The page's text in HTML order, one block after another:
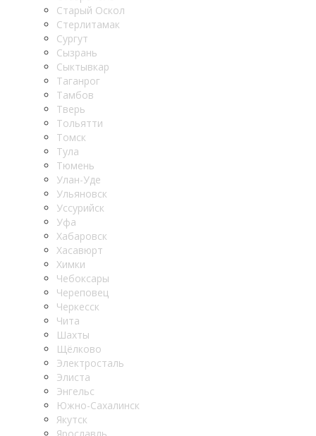
Старый Оскол
Стерлитамак
Сургут
Сызрань
Сыктывкар
Таганрог
Тамбов
Тверь
Тольятти
Томск
Тула
Тюмень
Улан-Уде
Ульяновск
Уссурийск
Уфа
Хабаровск
Хасавюрт
Химки
Чебоксары
Череповец
Черкесск
Чита
Шахты
Щёлково
Электросталь
Элиста
Энгельс
Южно-Сахалинск
Якутск
Ярославль